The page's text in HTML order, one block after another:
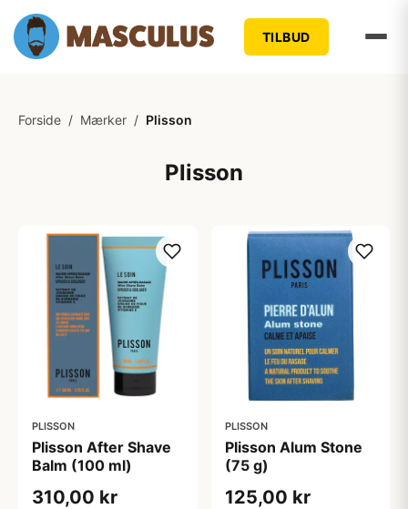
TILBUD
Forside / Mærker / Plisson
Plisson
PLISSON
Plisson After Shave
Balm (100 ml)
310,00 kr
PLISSON
Plisson Alum Stone
(75 g)
125,00 kr